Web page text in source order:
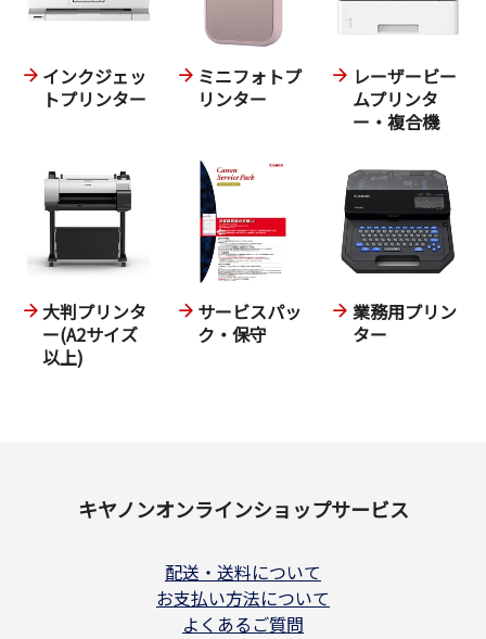
インクジェッ
トプリンター
ミニフォトプ
リンター
レーザービー
ムプリンタ
ー・複合機
大判プリンタ
ー(A2サイズ
以上)
サービスパッ
ク・保守
業務用プリン
ター
キヤノンオンラインショップサービス
配送・送料について
お支払い方法について
よくあるご質問